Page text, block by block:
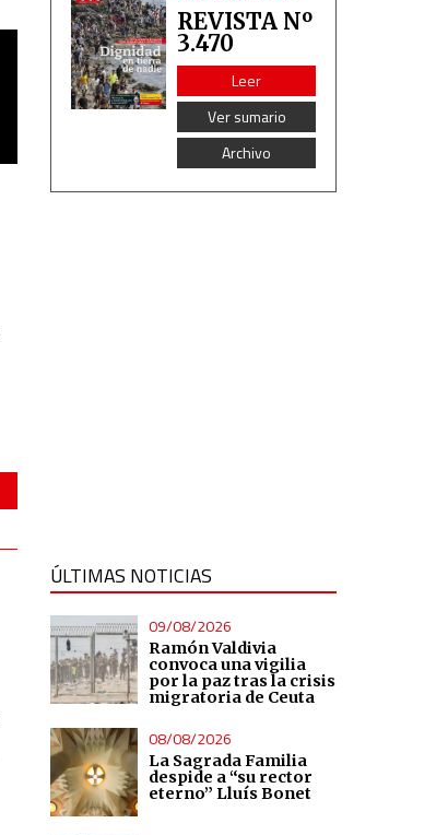
REVISTA Nº
3.470
Leer
Ver sumario
Archivo
ÚLTIMAS NOTICIAS
09/08/2026
Ramón Valdivia
convoca una vigilia
por la paz tras la crisis
migratoria de Ceuta
08/08/2026
La Sagrada Familia
despide a “su rector
eterno” Lluís Bonet